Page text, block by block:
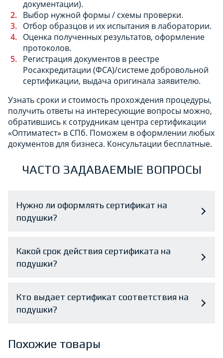
документации).
Выбор нужной формы / схемы проверки.
Отбор образцов и их испытания в лаборатории.
Оценка полученных результатов, оформление
протоколов.
Регистрация документов в реестре
Росаккредитации (ФСА)/системе добровольной
сертификации, выдача оригинала заявителю.
Узнать сроки и стоимость прохождения процедуры,
получить ответы на интересующие вопросы можно,
обратившись к сотрудникам центра сертификации
«Оптиматест» в СПб. Поможем в оформлении любых
документов для бизнеса. Консультации бесплатные.
ЧАСТО ЗАДАВАЕМЫЕ ВОПРОСЫ
Нужно ли оформлять сертификат на
подушки?
Какой срок действия сертификата на
подушки?
Кто выдает сертификат соответствия на
подушки?
Похожие товары